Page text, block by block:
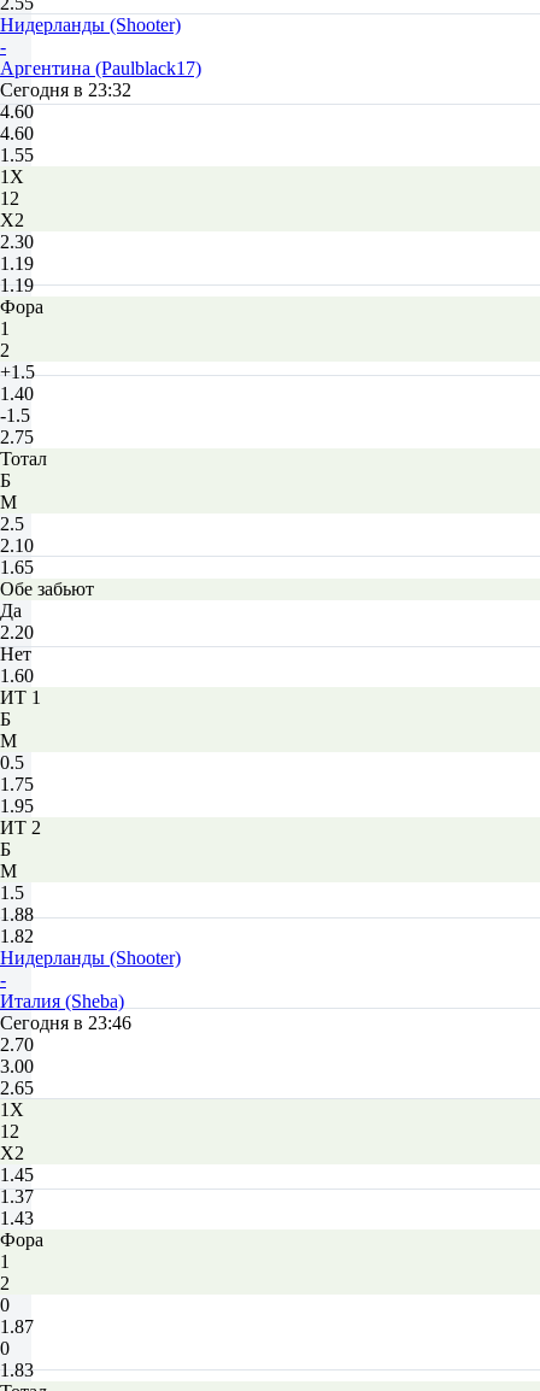
Нидерланды (Shooter)
-
Аргентина (Paulblack17)
Сегодня в 23:32
4.60
4.60
1.55
1X
12
X2
2.30
1.19
1.19
Фора
1
2
+1.5
1.40
-1.5
2.75
Тотал
Б
М
2.5
2.10
1.65
Обе забьют
Да
2.20
Нет
1.60
ИТ 1
Б
М
0.5
1.75
1.95
ИТ 2
Б
М
1.5
1.88
1.82
Нидерланды (Shooter)
-
Италия (Sheba)
Сегодня в 23:46
2.70
3.00
2.65
1X
12
X2
1.45
1.37
1.43
Фора
1
2
0
1.87
0
1.83